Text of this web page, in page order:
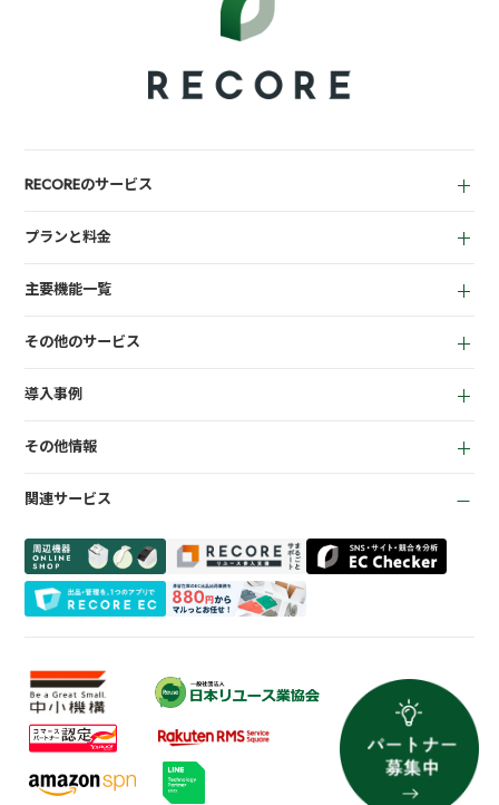
RECOREのサービス
アパレル向け
プランと料金
主要機能一覧
EC機能
KPI管理機能
会計機能
その他のサービス
質機能
ささげ代行サービス
導入事例
商材専門店
買取専門店
トレーディングカード
その他情報
よくある質問
会社概要
プライバシーポリシー
関連サービス